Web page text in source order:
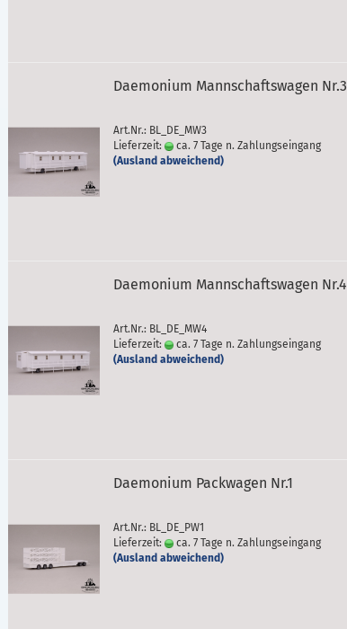
Daemonium Mannschaftswagen Nr.3
Art.Nr.: BL_DE_MW3
Lieferzeit:
ca. 7 Tage n. Zahlungseingang
(Ausland abweichend)
Daemonium Mannschaftswagen Nr.4
Art.Nr.: BL_DE_MW4
Lieferzeit:
ca. 7 Tage n. Zahlungseingang
(Ausland abweichend)
Daemonium Packwagen Nr.1
Art.Nr.: BL_DE_PW1
Lieferzeit:
ca. 7 Tage n. Zahlungseingang
(Ausland abweichend)